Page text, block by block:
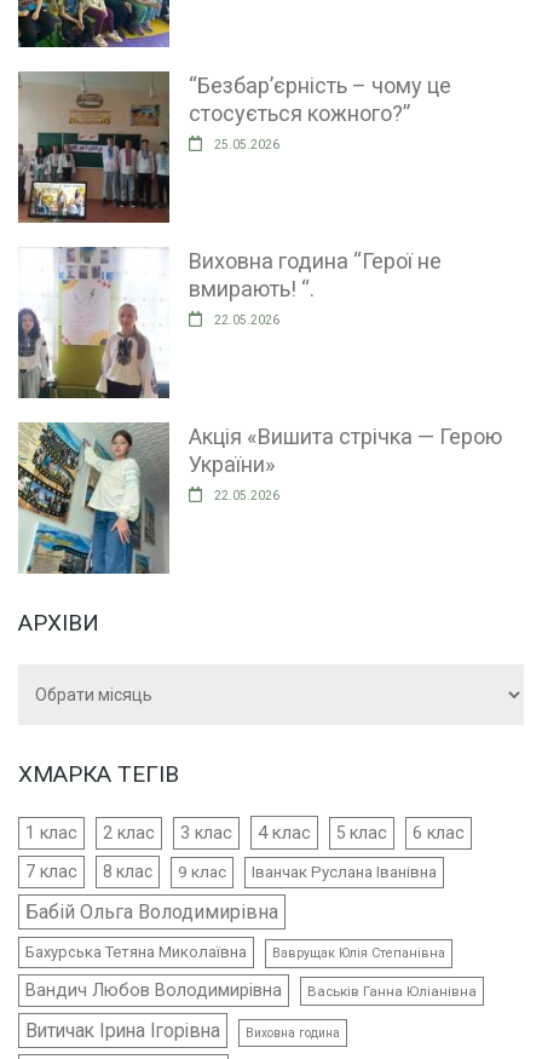
“Безбар’єрність – чому це
стосується кожного?”
25.05.2026
Виховна година “Герої не
вмирають! “.
22.05.2026
Акція «Вишита стрічка — Герою
України»
22.05.2026
АРХІВИ
ХМАРКА ТЕГІВ
1 клас 2 клас 3 клас 4 клас 5 клас 6 клас
7 клас 8 клас 9 клас Іванчак Руслана Іванівна
Бабій Ольга Володимирівна
Бахурська Тетяна Миколаївна Ваврущак Юлія Степанівна
Вандич Любов Володимирівна Васьків Ганна Юліанівна
Витичак Ірина Ігорівна Виховна година